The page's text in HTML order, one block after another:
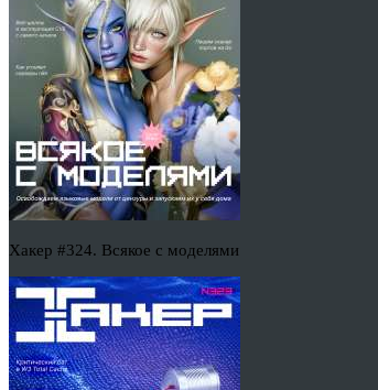
Хакер #324. Всякое с моделями